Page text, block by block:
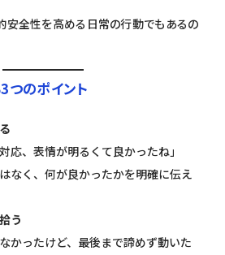
的安全性を高める日常の行動でもあるの
つのポイント
応、表情が明るくて良かったね」
く、何が良かったかを明確に伝え
う
かったけど、最後まで諦めず動いた